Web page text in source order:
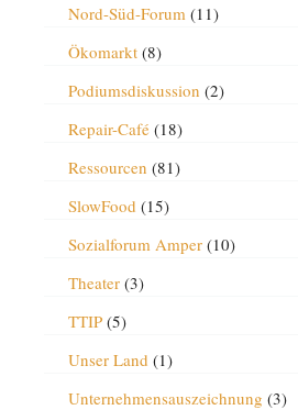
Nord-Süd-Forum (11)
Ökomarkt(8)
Podiumsdiskussion (2)
Repair-Café(18)
Ressourcen (81)
SlowFood (15)
Sozialforum Amper(10)
Theater(3)
TTIP(5)
Unser Land (1)
Unternehmensauszeichnung (3)